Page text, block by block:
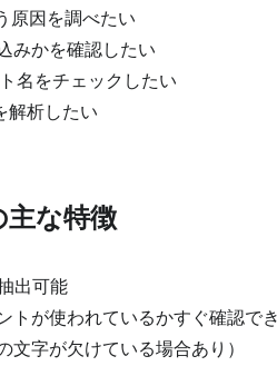
原因を調べたい
みかを確認したい
名をチェックしたい
解析したい
主な特徴
出可能
トが使われているかすぐ確認で
字が欠けている場合あり）